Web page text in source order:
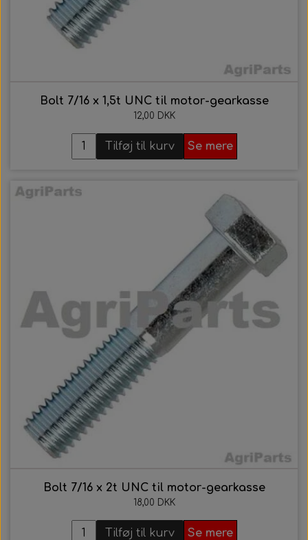
Bolt 7/16 x 1,5t UNC til motor-gearkasse
12,00 DKK
Tilføj til kurv Se mere
Bolt 7/16 x 2t UNC til motor-gearkasse
18,00 DKK
Tilføj til kurv Se mere